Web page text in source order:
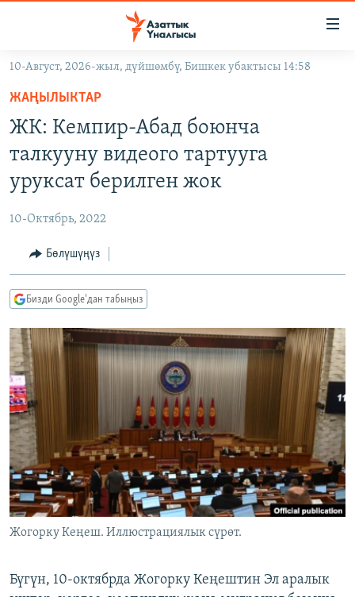
Навигацияга
өтүңүз
Издөөгө
салыңыз
МАДАНИЯТ
УКРАИНА
ТВ ПРОГРАММАЛАР
БҮГҮН АЗАТТЫКТА
ДАНИСТЕ
ЭЖЕ-СИҢДИЛЕР
АЗАТТЫК+
ЫҢГАЙСЫЗ СУРООЛОР
ПОДКАСТ
Русский
ОНЛАЙН ШЕРИНЕ
ЭЕ/АРнун бардык сайттары
10-Август, 2026-жыл, дүйшөмбү, Бишкек убактысы 14:58
ЖАҢЫЛЫКТАР
ЖК: Кемпир-Абад боюнча
талкууну видеого тартууга
уруксат берилген жок
10-Октябрь, 2022
Бөлүшүңүз
Бизди Google'дан табыңыз
Жогорку Кеңеш. Иллюстрациялык сүрөт.
Бүгүн, 10-октябрда Жогорку Кеңештин Эл аралык